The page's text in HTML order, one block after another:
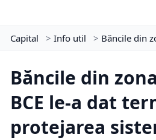
Capital > Info util > Băncile din
Băncile din
BCE le-a dat
protejarea